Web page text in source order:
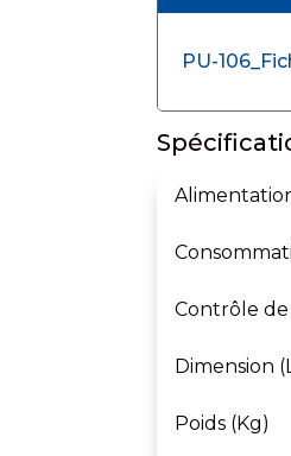
PU-
Contrôle
Dimension
Poids (Kg)